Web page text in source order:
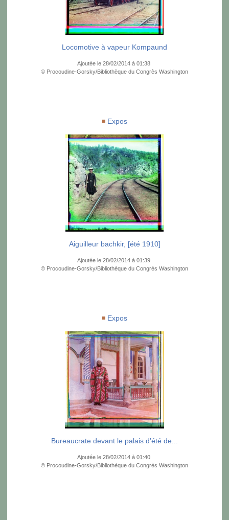
Locomotive à vapeur Kompaund
Ajoutée le 28/02/2014 à 01:38
© Procoudine-Gorsky/Bibliothèque du Congrès Washington
Expos
Aiguilleur bachkir, [été 1910]
Ajoutée le 28/02/2014 à 01:39
© Procoudine-Gorsky/Bibliothèque du Congrès Washington
Expos
Bureaucrate devant le palais d’été de...
Ajoutée le 28/02/2014 à 01:40
© Procoudine-Gorsky/Bibliothèque du Congrès Washington